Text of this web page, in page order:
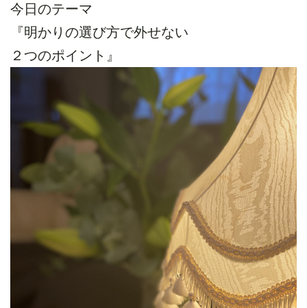
今日のテーマ
『明かりの選び方で外せない
２つのポイント』